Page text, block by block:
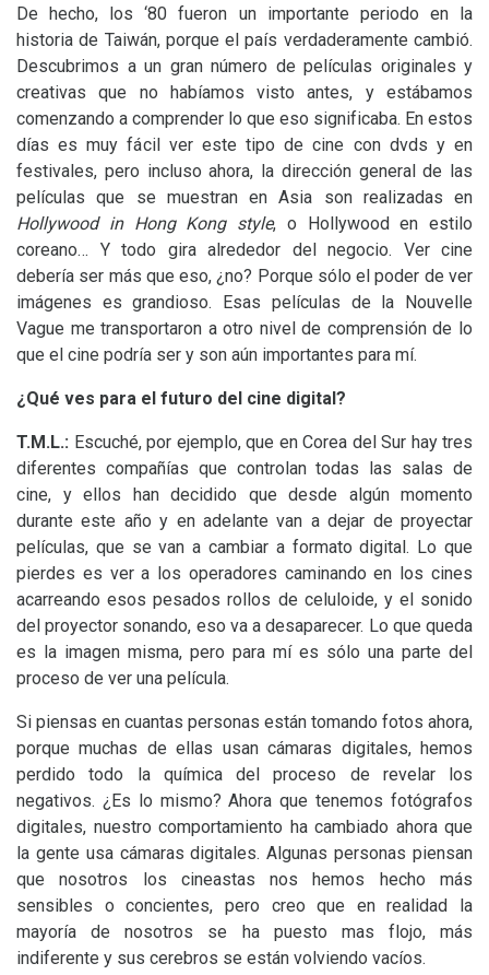
De hecho, los ‘80 fueron un importante periodo en la
historia de Taiwán, porque el país verdaderamente cambió.
Descubrimos a un gran número de películas originales y
creativas que no habíamos visto antes, y estábamos
comenzando a comprender lo que eso significaba. En estos
días es muy fácil ver este tipo de cine con dvds y en
festivales, pero incluso ahora, la dirección general de las
películas que se muestran en Asia son realizadas en
Hollywood in Hong Kong style, o Hollywood en estilo
coreano… Y todo gira alrededor del negocio. Ver cine
debería ser más que eso, ¿no? Porque sólo el poder de ver
imágenes es grandioso. Esas películas de la Nouvelle
Vague me transportaron a otro nivel de comprensión de lo
que el cine podría ser y son aún importantes para mí.
¿Qué ves para el futuro del cine digital?
T.M.L.: Escuché, por ejemplo, que en Corea del Sur hay tres
diferentes compañías que controlan todas las salas de
cine, y ellos han decidido que desde algún momento
durante este año y en adelante van a dejar de proyectar
películas, que se van a cambiar a formato digital. Lo que
pierdes es ver a los operadores caminando en los cines
acarreando esos pesados rollos de celuloide, y el sonido
del proyector sonando, eso va a desaparecer. Lo que queda
es la imagen misma, pero para mí es sólo una parte del
proceso de ver una película.
Si piensas en cuantas personas están tomando fotos ahora,
porque muchas de ellas usan cámaras digitales, hemos
perdido todo la química del proceso de revelar los
negativos. ¿Es lo mismo? Ahora que tenemos fotógrafos
digitales, nuestro comportamiento ha cambiado ahora que
la gente usa cámaras digitales. Algunas personas piensan
que nosotros los cineastas nos hemos hecho más
sensibles o concientes, pero creo que en realidad la
mayoría de nosotros se ha puesto mas flojo, más
indiferente y sus cerebros se están volviendo vacíos.